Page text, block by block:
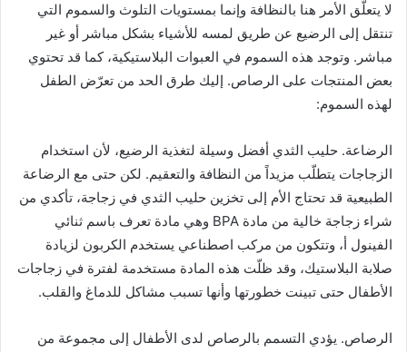
لا يتعلّق الأمر هنا بالنظافة وإنما بمستويات التلوث والسموم التي
تنتقل إلى الرضيع عن طريق لمسه للأشياء بشكل مباشر أو غير
مباشر. وتوجد هذه السموم في العبوات البلاستيكية، كما قد تحتوي
بعض المنتجات على الرصاص. إليك طرق الحد من تعرّض الطفل
لهذه السموم:
الرضاعة. حليب الثدي أفضل وسيلة لتغذية الرضيع، لأن استخدام
الزجاجات يتطلّب مزيداً من النظافة والتعقيم. لكن حتى مع الرضاعة
الطبيعية قد تحتاج الأم إلى تخزين حليب الثدي في زجاجة، تأكدي من
شراء زجاجة خالية من مادة BPA وهي مادة تعرف باسم ثنائي
الفينول أ، وتتكون من مركب اصطناعي يستخدم الكربون لزيادة
صلابة البلاستيك، وقد ظلّت هذه المادة مستخدمة لفترة في زجاجات
الأطفال حتى تبينت خطورتها وأنها تسبب مشاكل للدماغ والقلب.
الرصاص. يؤدي التسمم بالرصاص لدى الأطفال إلى مجموعة من